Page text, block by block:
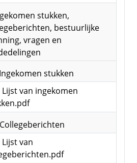
stukken,
bestuurlijke
vragen en
stukken
Lijst van ingekomen
Lijst van